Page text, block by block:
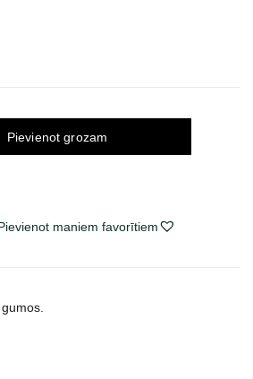
Pievienot grozam
maniem favorītiem